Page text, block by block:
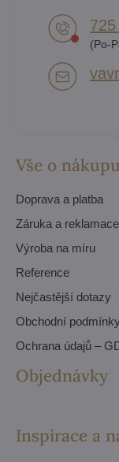
Vše o nákupu
Doprava a platba
Záruka a reklamace
Výroba na míru
Reference
Nejčastější dotazy
Obchodní
Ochrana údajů –
Objednávky
Inspirace a
(Po-